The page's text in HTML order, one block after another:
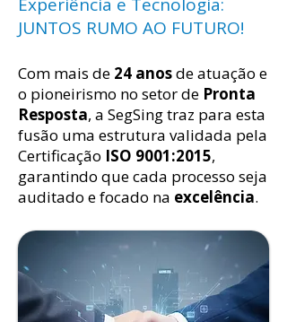
JUNTOS RUMO AO FUTURO!
Com mais de 24 anosde atuação e
o pioneirismo no setor de Pronta
Resposta, a SegSing traz para esta
fusão uma estrutura validada pela
Certificação ISO 9001:2015,
garantindo que cada processo seja
auditado e focado na excelência.